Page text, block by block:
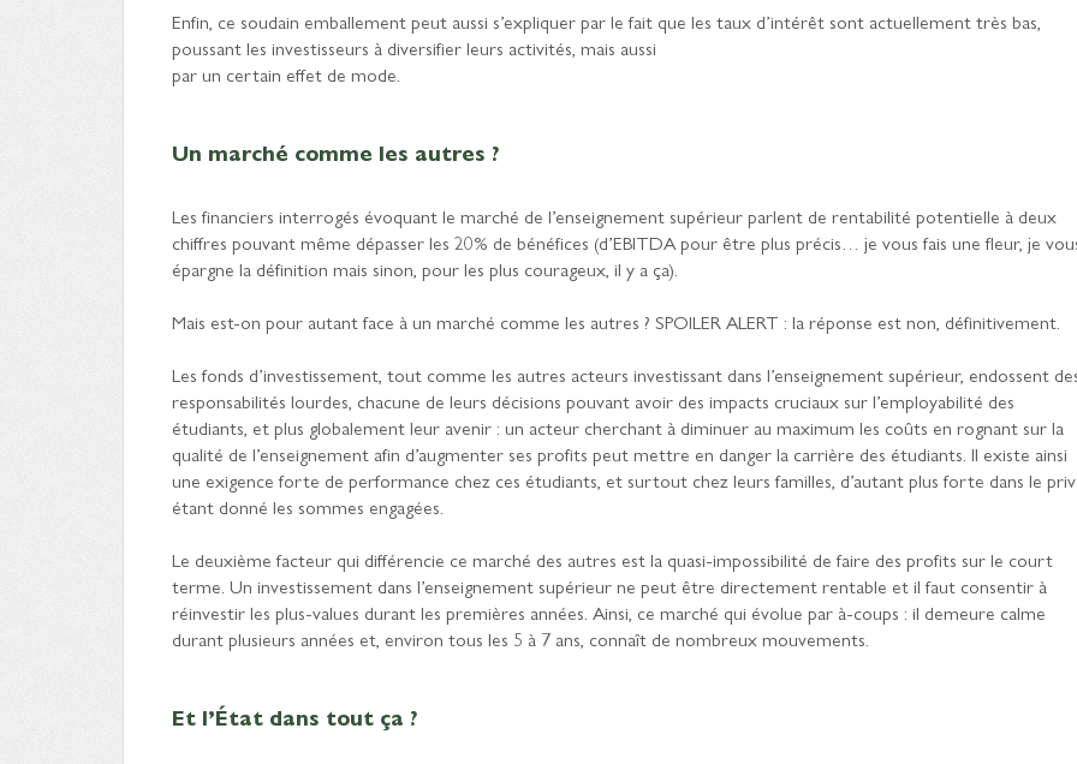
Enfin, ce soudain emballement peut aussi s’expliquer par le fait que les taux d’intérêt sont actuellement très bas,
poussant les investisseurs à diversifier leurs activités, mais aussi
par un certain effet de mode.
Un marché comme les autres ?
Les financiers interrogés évoquant le marché de l’enseignement supérieur parlent de rentabilité potentielle à deux
chiffres pouvant même dépasser les 20% de bénéfices (d’EBITDA pour être plus précis… je vous fais une fleur, je
épargne la définition mais sinon, pour les plus courageux, il y a ça).
Mais est-on pour autant face à un marché comme les autres ? SPOILER ALERT : la réponse est non, définitivement.
Les fonds d’investissement, tout comme les autres acteurs investissant dans l’enseignement supérieur, endossent
responsabilités lourdes, chacune de leurs décisions pouvant avoir des impacts cruciaux sur l’employabilité des
étudiants, et plus globalement leur avenir : un acteur cherchant à diminuer au maximum les coûts en rognant sur la
qualité de l’enseignement afin d’augmenter ses profits peut mettre en danger la carrière des étudiants. Il existe ainsi
une exigence forte de performance chez ces étudiants, et surtout chez leurs familles, d’autant plus forte dans le
étant donné les sommes engagées.
Le deuxième facteur qui différencie ce marché des autres est la quasi-impossibilité de faire des profits sur le court
terme. Un investissement dans l’enseignement supérieur ne peut être directement rentable et il faut consentir à
réinvestir les plus-values durant les premières années. Ainsi, ce marché qui évolue par à-coups : il demeure calme
durant plusieurs années et, environ tous les 5 à 7 ans, connaît de nombreux mouvements.
Et l’État dans tout ça ?